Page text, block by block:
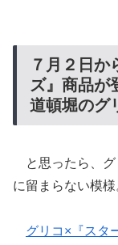
７月２日か
ズ』商品が
道頓堀のグ
と思ったら、グ
に留まらない模様
グリコ×『スタ